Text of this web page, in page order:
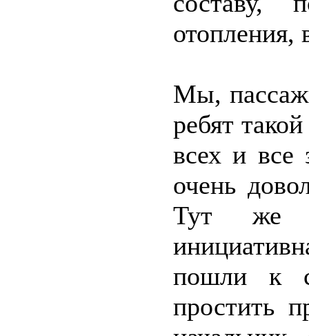
отопления,
Мы,
ребят
всех и
очень
Тут же
пошли к
простить